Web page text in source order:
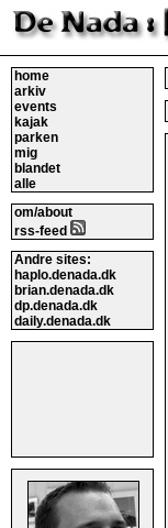
home
arkiv
events
kajak
parken
mig
blandet
alle
om/about
rss-feed
Andre sites:
haplo.denada.dk
brian.denada.dk
dp.denada.dk
daily.denada.dk